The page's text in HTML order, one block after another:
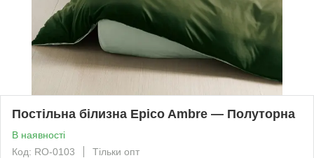
Постільна білизна Epico Ambre — Полуторна
В наявності
Код: RO-0103
Тільки опт